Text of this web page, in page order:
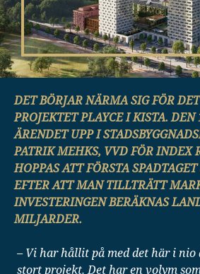
DET BÖRJAR NÄRMA SIG FÖR
PROJEKTET PLAYCE I KISTA.
ÄRENDET UPP I
PATRIK MEHKS, VVD FÖR INDEX
HOPPAS ATT FÖRSTA
EFTER ATT MAN TILLTRÄTT
INVESTERINGEN BERÄKNAS
MILJARDER.
– Vi har hållit på med det här i nio
stort projekt. Det har en volym